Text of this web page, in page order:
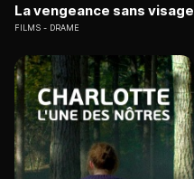
La vengeance sans visage
FILMS DRAME